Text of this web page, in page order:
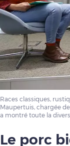
Races classiques,
Maupertuis, chargée
a montré toute la
Le porc